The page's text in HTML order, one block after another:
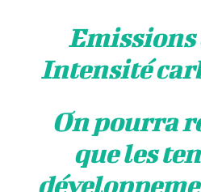
Emissions
Intensité
On pourra
que les